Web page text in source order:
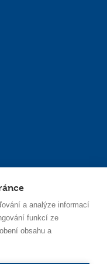
nás:
a analýze informací
funkcí ze
obsahu a